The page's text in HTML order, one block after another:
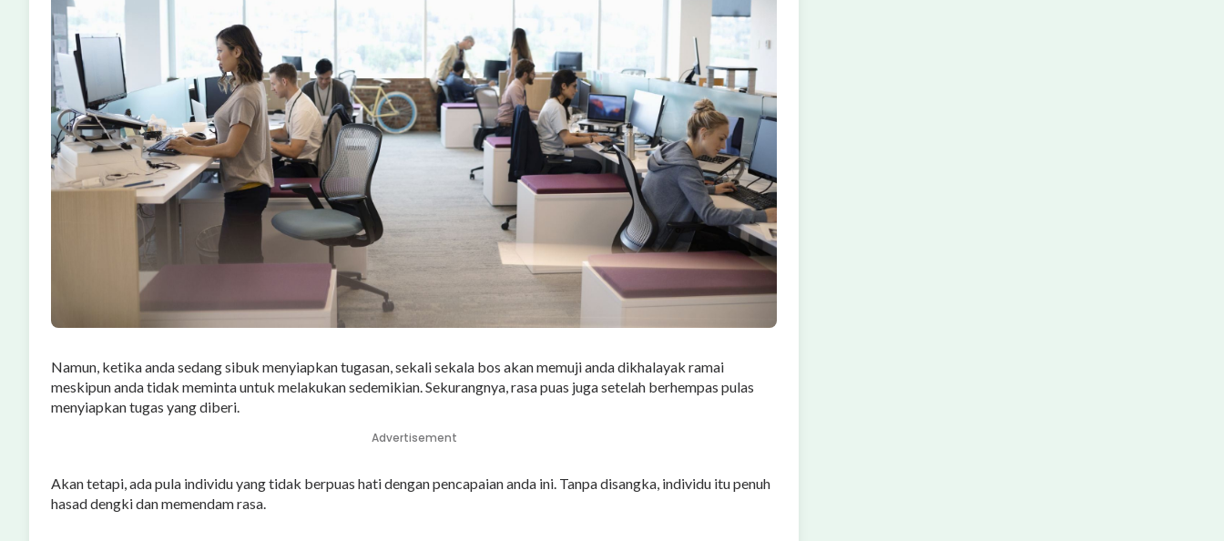
Namun, ketika anda sedang sibuk menyiapkan tugasan, sekali sekala bos akan memuji anda dikhalayak ramai
meskipun anda tidak meminta untuk melakukan sedemikian. Sekurangnya, rasa puas juga setelah berhempas pulas
menyiapkan tugas yang diberi.
Advertisement
Akan tetapi, ada pula individu yang tidak berpuas hati dengan pencapaian anda ini. Tanpa disangka, individu itu penuh
hasad dengki dan memendam rasa.